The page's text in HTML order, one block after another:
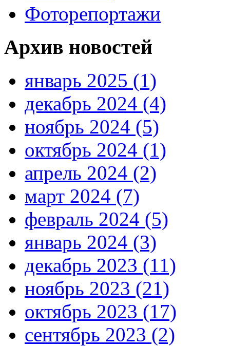
Фоторепортажи
Архив новостей
январь 2025 (1)
декабрь 2024 (4)
ноябрь 2024 (5)
октябрь 2024 (1)
апрель 2024 (2)
март 2024 (7)
февраль 2024 (5)
январь 2024 (3)
декабрь 2023 (11)
ноябрь 2023 (21)
октябрь 2023 (17)
сентябрь 2023 (2)